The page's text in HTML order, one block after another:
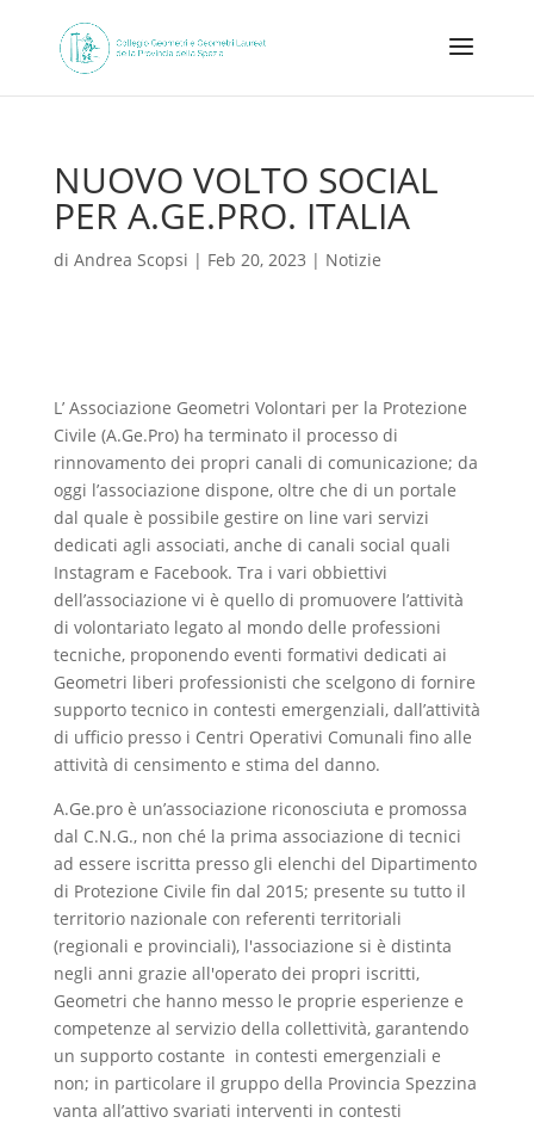
NUOVO VOLTO SOCIAL
PER A.GE.PRO. ITALIA
di Andrea Scopsi | Feb 20, 2023 | Notizie
L’ Associazione Geometri Volontari per la Protezione
Civile (A.Ge.Pro) ha terminato il processo di
rinnovamento dei propri canali di comunicazione; da
oggi l’associazione dispone, oltre che di un portale
dal quale è possibile gestire on line vari servizi
dedicati agli associati, anche di canali social quali
Instagram e Facebook. Tra i vari obbiettivi
dell’associazione vi è quello di promuovere l’attività
di volontariato legato al mondo delle professioni
tecniche, proponendo eventi formativi dedicati ai
Geometri liberi professionisti che scelgono di fornire
supporto tecnico in contesti emergenziali, dall’attività
di ufficio presso i Centri Operativi Comunali fino alle
attività di censimento e stima del danno.
A.Ge.pro è un’associazione riconosciuta e promossa
dal C.N.G., non ché la prima associazione di tecnici
ad essere iscritta presso gli elenchi del Dipartimento
di Protezione Civile fin dal 2015; presente su tutto il
territorio nazionale con referenti territoriali
(regionali e provinciali), l'associazione si è distinta
negli anni grazie all'operato dei propri iscritti,
Geometri che hanno messo le proprie esperienze e
competenze al servizio della collettività, garantendo
un supporto costante in contesti emergenziali e
non; in particolare il gruppo della Provincia Spezzina
vanta all’attivo svariati interventi in contesti